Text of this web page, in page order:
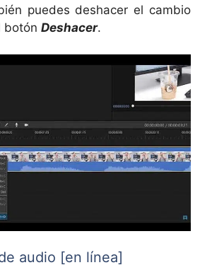
puedes deshacer el cambio
botón Deshacer.
audio [en línea]